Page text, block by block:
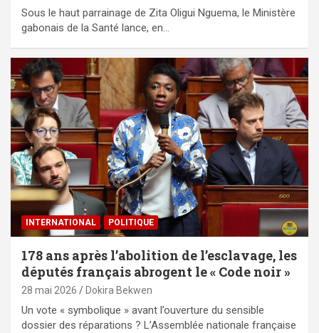
Sous le haut parrainage de Zita Oligui Nguema, le Ministère
gabonais de la Santé lance, en…
INTERNATIONAL POLITIQUE
178 ans après l’abolition de l’esclavage, les
députés français abrogent le « Code noir »
28 mai 2026 Dokira Bekwen
Un vote « symbolique » avant l’ouverture du sensible
dossier des réparations ? L’Assemblée nationale française